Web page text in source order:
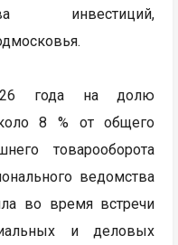
инвестиций,
года на долю
8 % от общего
товарооборота
ведомства
во время встречи
и деловых